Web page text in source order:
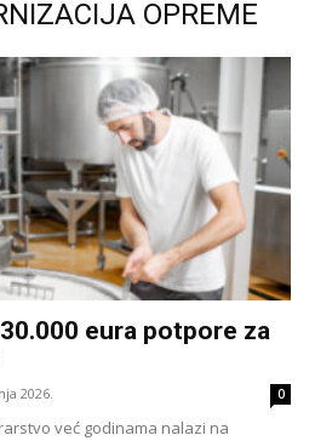
OPREME
eura potpore za
2026. 0
već godinama nalazi na